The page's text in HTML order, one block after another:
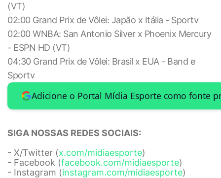
(VT)
02:00 Grand Prix de Vôlei: Japão x Itália - Sportv
02:00 WNBA: San Antonio Silver x Phoenix Mercury
- ESPN HD (VT)
04:30 Grand Prix de Vôlei: Brasil x EUA - Band e
Sportv
Adicione o Portal Mídia Esporte como fonte
SIGA NOSSAS REDES SOCIAIS:
- X/Twitter (x.com/midiaesporte)
- Facebook (facebook.com/midiaesporte)
- Instagram (instagram.com/midiaesporte)